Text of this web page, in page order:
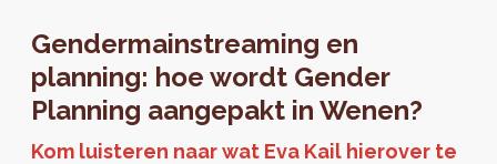
Gendermainstreaming en
planning: hoe wordt Gender
Planning aangepakt in Wenen?
Kom luisteren naar wat Eva Kail hierover te